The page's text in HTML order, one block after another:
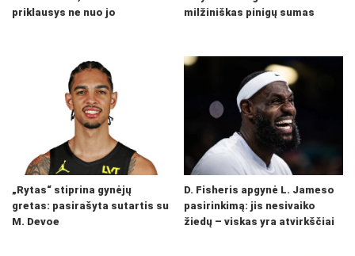
priklausys ne nuo jo
milžiniškas pinigų sumas
„Rytas“ stiprina gynėjų
gretas: pasirašyta sutartis su
M. Devoe
D. Fisheris apgynė L. Jameso
pasirinkimą: jis nesivaiko
žiedų – viskas yra atvirkščiai